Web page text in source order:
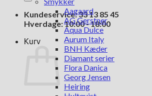
Kundeservice: 33 13 85 45
Hverdage: 10:00 - 18:00
Kurv
Aagaard
AG Gerstner
Aqua Dulce
Aurum Italy
BNH Kæder
Diamant serier
Flora Danica
Georg Jensen
Heiring